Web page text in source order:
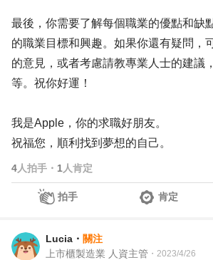
最後，你需要了解每個職業的優點和缺
的職業目標和興趣。如果你還有疑問，
的意見，或者考慮請教專業人士的建議
等。祝你好運！
我是Apple，你的求職好朋友。
祝福您，順利找到夢想的自己。
4人拍手 ・ 1 人肯定
拍手 肯定
Lucia ・ 關注
上市櫃製造業 人資主管 ・ 2023/4/26